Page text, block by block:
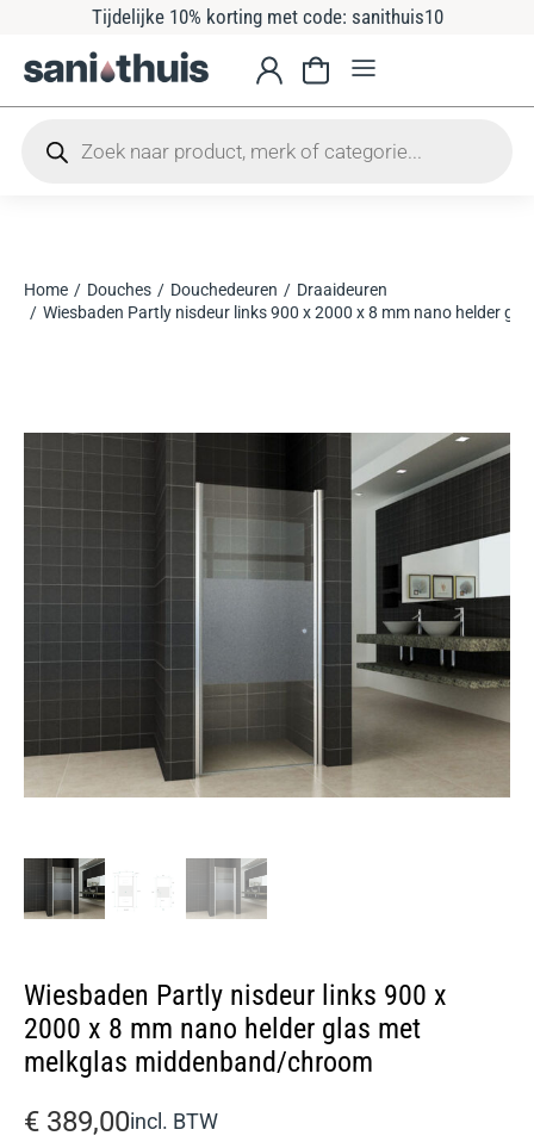
Tijdelijke 10% korting met code: sanithuis10
Je bent hier:
Home Douches Douchedeuren
Draaideuren
Wiesbaden Partly nisdeur links 900 x 2000 x 8 mm nano helder
Wiesbaden Partly nisdeur links 900 x
2000 x 8 mm nano helder glas met
melkglas middenband/chroom
€ 389,00incl. BTW